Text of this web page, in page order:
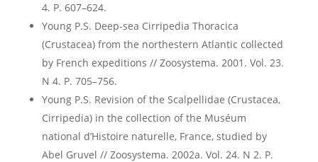
4. P. 607–624.
Young P.S. Deep-sea Cirripedia Thoracica
(Crustacea) from the northestern Atlantic collected
by French expeditions // Zoosystema. 2001. Vol. 23.
N 4. P. 705–756.
Young P.S. Revision of the Scalpellidae (Crustacea,
Cirripedia) in the collection of the Muséum
national d’Histoire naturelle, France, studied by
Abel Gruvel // Zoosystema. 2002a. Vol. 24. N 2. P.